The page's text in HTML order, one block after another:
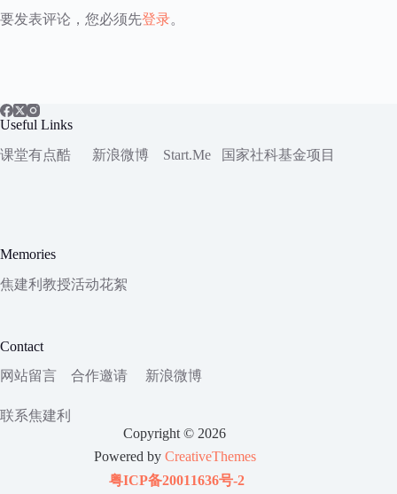
要发表评论，您必须先登录。
Useful Links
课堂有点酷
新浪微博 Start.Me 国家社科基金项目
Memories
焦建利教授活动花絮
Contact
网站留言
合作邀请 新浪微博
联系焦建利
Copyright © 2026
Powered by CreativeThemes
粤ICP备20011636号-2